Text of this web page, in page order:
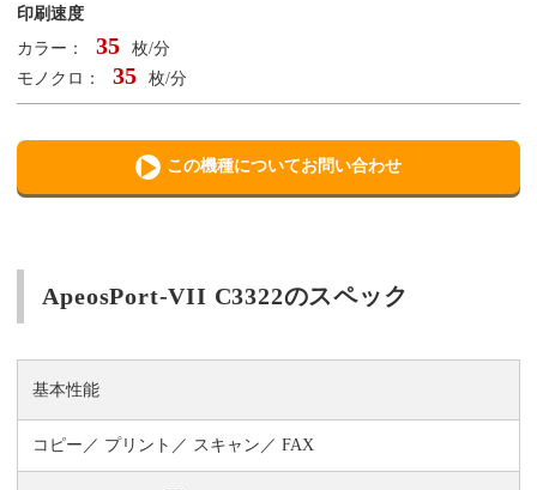
印刷速度
カラー：
35
枚/分
モノクロ：
35 枚/分
この機種についてお問い合わせ
ApeosPort-VII C3322のスペック
基本性能
コピー プリント スキャン FAX